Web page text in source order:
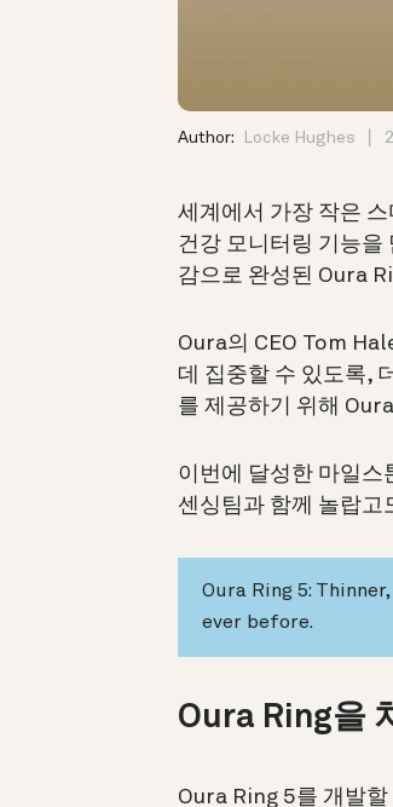
Author: Locke Hughes
세계에서 가장 작은
건강 모니터링 기능을
감으로 완성된 Oura
Oura의 CEO Tom
데 집중할 수 있도록,
를 제공하기 위해
이번에 달성한 마일스
센싱팀과 함께 놀랍고
Oura Ring 5:
ever before.
Oura Ring을
Oura Ring 5를 개발할